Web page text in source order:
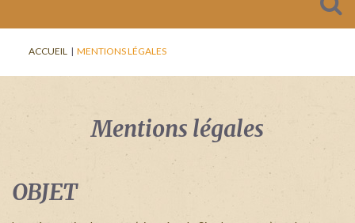
ACCUEIL | MENTIONS LÉGALES
Mentions légales
OBJET
souvenir
oublié